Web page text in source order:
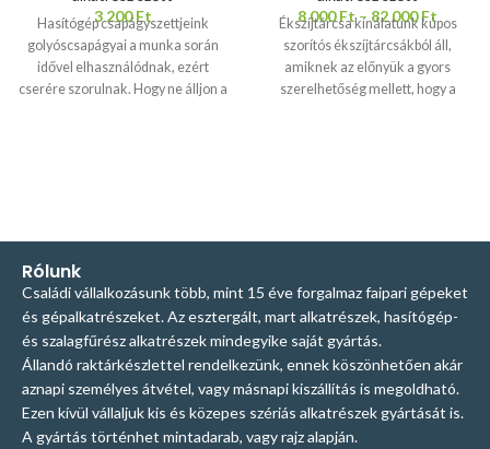
3 200Ft
Hasítógép csapágyszettjeink
golyóscsapágyai a munka során
idővel elhasználódnak, ezért
cserére szorulnak. Hogy ne álljon a
megrendelni, így a tartalék
csapágyak azonnal kéznél lesznek.
A szett az aktuálisan készleten lévő
csapágyainkból kerül
összeállításra
et helyez a kosárba, 2 darab
golyóscsapágyat kap.Szívesen
segítünk a megfelelő alkatrészek
kiválasztásában. Ha kérdése merül
fel, kérjük, írjon nekünk, vagy
8 000Ft – 82 000Ft
Ékszíjtárcsa kínálatunk kúpos
szorítós ékszíjtárcsákból áll,
amiknek az előnyük a gyors
szerelhetőség mellett, hogy a
köszönhetően mind otthoni, mind
alkalmasak. A tárcsák anyaga vas
öntvény, fényes feketére festve, a
kúpos szorítók anyaga acél,
feketére foszfátozva.
Megrendelés menete: - A
legördülő listából válaszd ki az
ékszíjtárcsa átmérőt- ezután az
ékpályák számát, azaz hány szíj
Rólunk
Családi vállalkozásunk több, mint 15 éve forgalmaz faipari gépeket
és gépalkatrészeket. Az esztergált, mart alkatrészek, hasítógép-
és szalagfűrész alkatrészek mindegyike saját gyártás.
Állandó raktárkészlettel rendelkezünk, ennek köszönhetően akár
aznapi személyes átvétel, vagy másnapi kiszállítás is megoldható.
Ezen kívül vállaljuk kis és közepes szériás alkatrészek gyártását is.
A gyártás történhet mintadarab, vagy rajz alapján.